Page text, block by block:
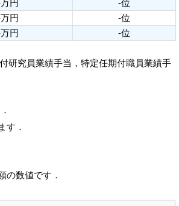
円 -位
円 -位
円 -位
研究員業績手当，特定任期付職員業績手
す．
の数値です．